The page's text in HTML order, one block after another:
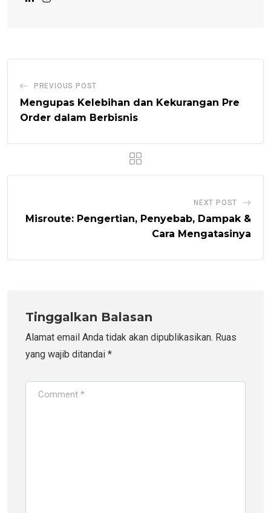
PREVIOUS POST
Mengupas Kelebihan dan Kekurangan Pre
Order dalam Berbisnis
NEXT POST
Misroute: Pengertian, Penyebab, Dampak &
Cara Mengatasinya
Tinggalkan Balasan
Alamat email Anda tidak akan dipublikasikan. Ruas
yang wajib ditandai *